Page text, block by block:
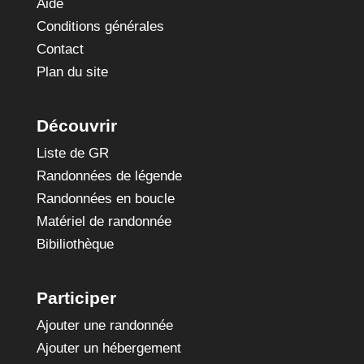
Aide
Conditions générales
Contact
Plan du site
Découvrir
Liste de GR
Randonnées de légende
Randonnées en boucle
Matériel de randonnée
Bibiliothèque
Participer
Ajouter une randonnée
Ajouter un hébergement